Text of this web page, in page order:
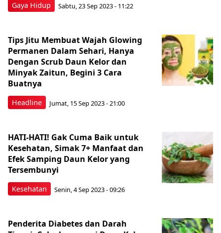
Gaya Hidup Sabtu, 23 Sep 2023 - 11:22
Headline
Tips Jitu Membuat Wajah Glowing
Permanen Dalam Sehari, Hanya
Dengan Scrub Daun Kelor dan
Minyak Zaitun, Begini 3 Cara
Buatnya
Jumat, 15 Sep 2023 - 21:00
Kesehatan
HATI-HATI! Gak Cuma Baik untuk
Kesehatan, Simak 7+ Manfaat dan
Efek Samping Daun Kelor yang
Tersembunyi
Senin, 4 Sep 2023 - 09:26
Penderita Diabetes dan Darah